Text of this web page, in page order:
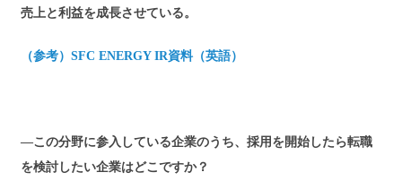
売上と利益を成長させている。
（参考）SFC ENERGY IR資料（英語）
―この分野に参入している企業のうち、採用を開始したら転職
を検討したい企業はどこですか？